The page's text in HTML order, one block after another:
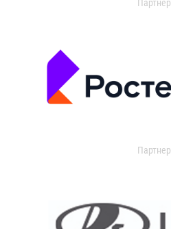
Партнер
Партнер